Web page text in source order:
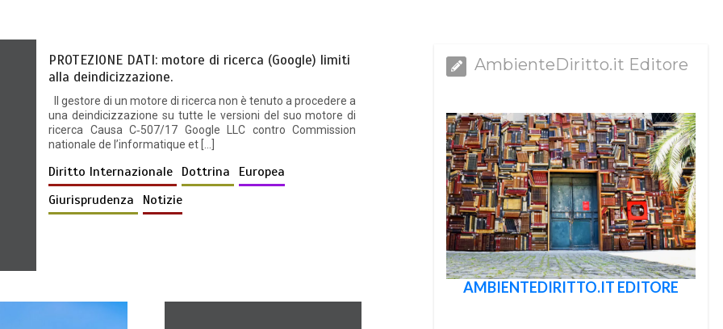
PROTEZIONE DATI: motore di ricerca (Google) limiti
alla deindicizzazione.
Il gestore di un motore di ricerca non è tenuto a procedere a
una deindicizzazione su tutte le versioni del suo motore di
ricerca Causa C‑507/17 Google LLC contro Commission
nationale de l’informatique et […]
Diritto Internazionale Dottrina
Europea
Giurisprudenza
Notizie
AmbienteDiritto.it Editore
AMBIENTEDIRITTO.IT EDITORE